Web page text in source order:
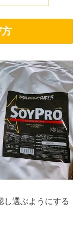
し選ぶようにする